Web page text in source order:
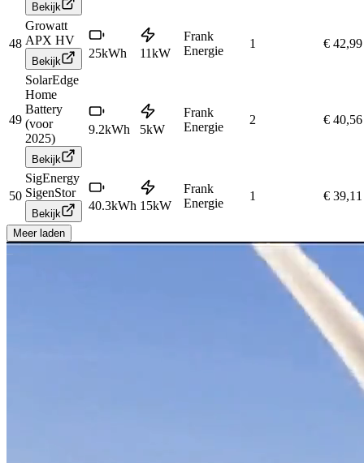
Bekijk
48
Growatt
APX HV
Bekijk
25kWh 11kW
Frank
Energie
1 € 42,99
49
SolarEdge
Home
Battery
(voor
2025)
Bekijk
9.2kWh 5kW
Frank
Energie
2 € 40,56
50
SigEnergy
SigenStor
Bekijk
40.3kWh 15kW
Frank
Energie
1 € 39,11
Meer laden